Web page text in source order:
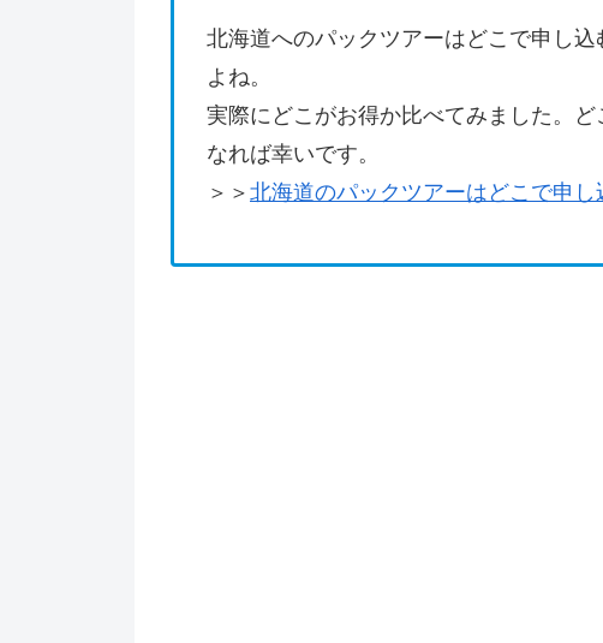
北海道へのパックツアーはどこで申し
よね。
実際にどこがお得か比べてみました。
なれば幸いです。
＞＞ 北海道のパックツアーはどこで申し